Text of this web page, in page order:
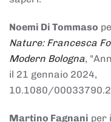
Noemi Di Tommaso
Nature: Francesca
Modern Bologna,
il 21 gennaio 2024,
10.1080/
Martino Fagnani per